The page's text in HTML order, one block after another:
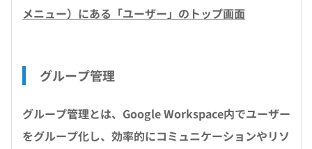
メニュー）にある「ユーザー」のトップ画面
グループ管理
グループ管理とは、Google Workspace内でユーザー
をグループ化し、効率的にコミュニケーションやリソ